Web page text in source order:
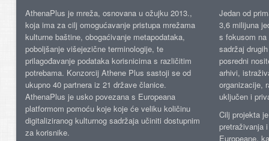
AthenaPlus je mreža, osnovana u ožujku 2013.,
koja ima za cilj omogućavanje pristupa mrežama
kulturne baštine, obogaćivanje metapodataka,
poboljšanje višejezične terminologije, te
prilagođavanje podataka korisnicima s različitim
potrebama. Konzorcij Athene Plus sastoji se od
ukupno 40 partnera iz 21 države članice.
AthenaPlus je usko povezana s Europeana
platformom pomoću koje koje će veliku količinu
digitaliziranog kulturnog sadržaja učiniti dostupnim
za korisnike.
Jedan od
3,6 milijuna
s fokusom
sadržaj
posredni
arhivi,
organizacije,
uključen i
Cilj projekta
pretraživanja
Europeane,